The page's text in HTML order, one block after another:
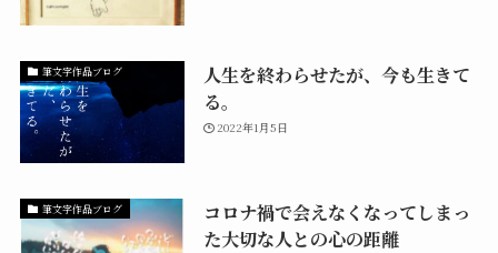
筆文字作品ブログ
人生を終わらせたが、今も生きて
る。
2022年1月5日
筆文字作品ブログ
コロナ禍で会えなくなってしまっ
た大切な人との心の距離